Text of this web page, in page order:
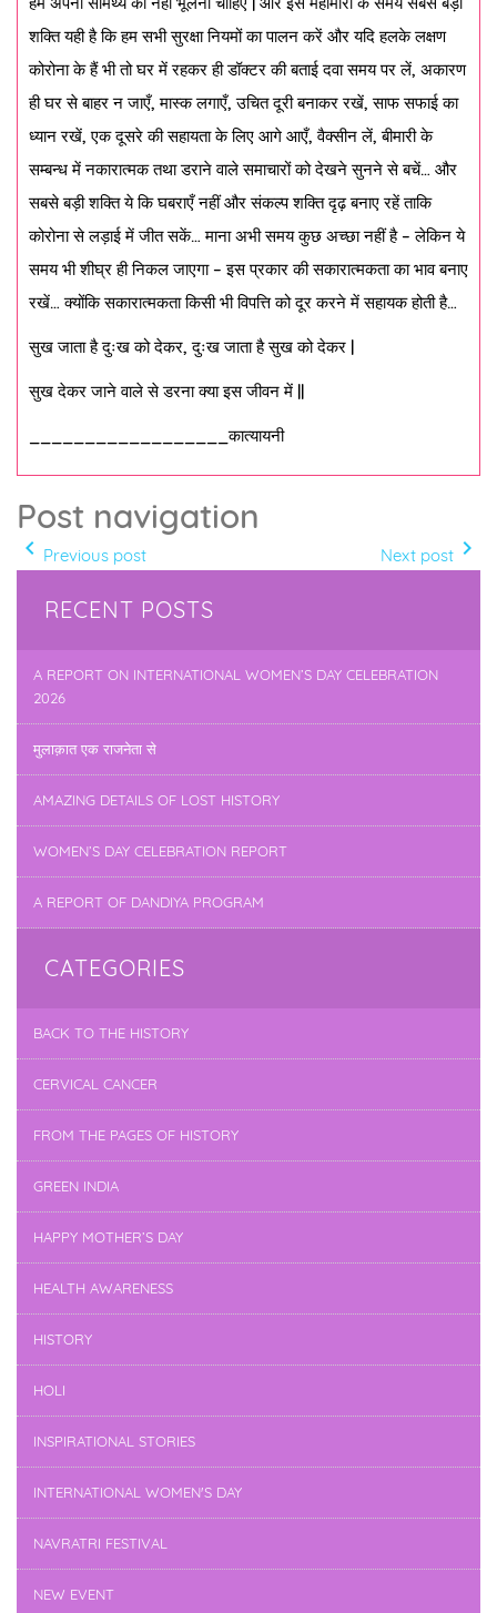
शक्ति यही है कि हम सभी सुरक्षा नियमों का पालन करें और यदि हलके लक्षण
कोरोना के हैं भी तो घर में रहकर ही डॉक्टर की बताई दवा समय पर लें, अकारण
ही घर से बाहर न जाएँ, मास्क लगाएँ, उचित दूरी बनाकर रखें, साफ सफाई का
ध्यान रखें, एक दूसरे की सहायता के लिए आगे आएँ, वैक्सीन लें, बीमारी के
सम्बन्ध में नकारात्मक तथा डराने वाले समाचारों को देखने सुनने से बचें… और
सबसे बड़ी शक्ति ये कि घबराएँ नहीं और संकल्प शक्ति दृढ़ बनाए रहें ताकि
कोरोना से लड़ाई में जीत सकें… माना अभी समय कुछ अच्छा नहीं है – लेकिन ये
समय भी शीघ्र ही निकल जाएगा – इस प्रकार की सकारात्मकता का भाव बनाए
रखें… क्योंकि सकारात्मकता किसी भी विपत्ति को दूर करने में सहायक होती है…
सुख जाता है दुःख को देकर, दुःख जाता है सुख को देकर |
सुख देकर जाने वाले से डरना क्या इस जीवन में ||
__________________कात्यायनी
Post navigation
navigate_before Previous post Next post navigate_next
RECENT POSTS
A REPORT ON INTERNATIONAL WOMEN’S DAY CELEBRATION
2026
मुलाक़ात एक राजनेता से
AMAZING DETAILS OF LOST HISTORY
WOMEN’S DAY CELEBRATION REPORT
A REPORT OF DANDIYA PROGRAM
CATEGORIES
BACK TO THE HISTORY
CERVICAL CANCER
FROM THE PAGES OF HISTORY
GREEN INDIA
HAPPY MOTHER’S DAY
HEALTH AWARENESS
HISTORY
HOLI
INSPIRATIONAL STORIES
INTERNATIONAL WOMEN'S DAY
NAVRATRI FESTIVAL
NEW EVENT